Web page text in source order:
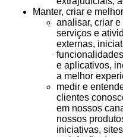
Manter, criar e
analisar, criar
serviços e
externas,
e aplicativos,
a melhor
medir e
clientes
em nossos
nossos
iniciativas,